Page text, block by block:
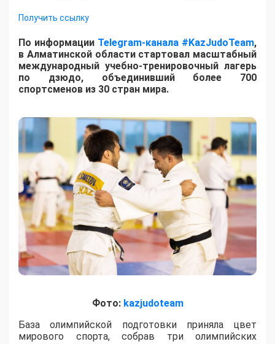
Получить ссылку
По информации Telegram-канала #KazJudoTeam,
в Алматинской области стартовал масштабный
международный учебно-тренировочный лагерь
по дзюдо, объединивший более 700
спортсменов из 30 стран мира.
Фото: kazjudoteam
База олимпийской подготовки приняла цвет
мирового спорта, собрав три олимпийских